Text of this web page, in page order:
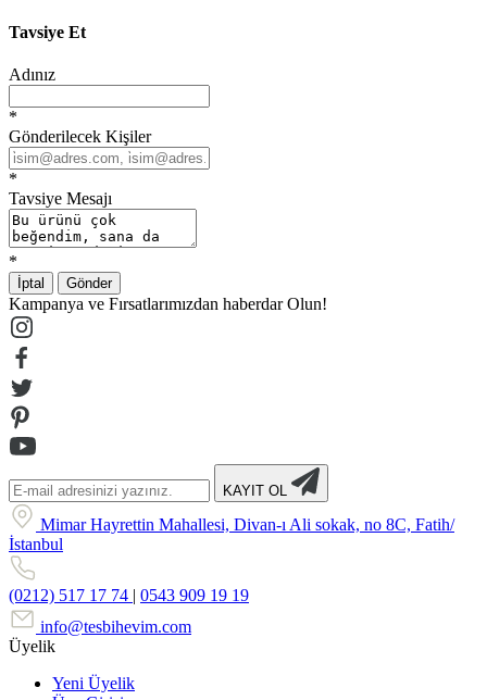
Tavsiye Et
Adınız
*
Gönderilecek Kişiler
*
Tavsiye Mesajı
*
İptal Gönder
Kampanya ve Fırsatlarımızdan haberdar Olun!
KAYIT OL
Mimar Hayrettin Mahallesi, Divan-ı Ali sokak, no 8C, Fatih/
İstanbul
(0212) 517 17 74 | 0543 909 19 19
info@tesbihevim.com
Üyelik
Yeni Üyelik